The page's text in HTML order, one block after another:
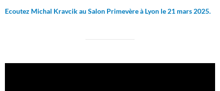
Ecoutez Michal Kravcik au Salon Primevère à Lyon le 21 mars 2025.